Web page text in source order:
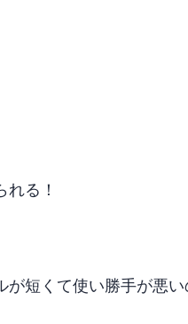
る！
が短くて使い勝手が悪